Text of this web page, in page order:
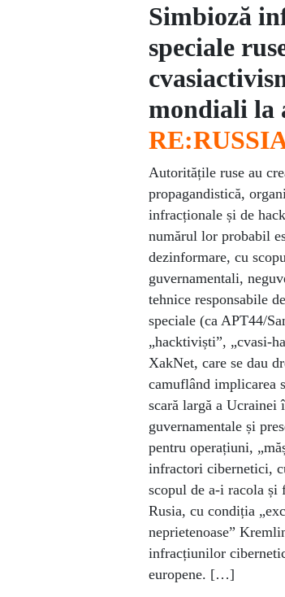
Simbioză
speciale
mondiali la
Autoritățile ruse au
propagandistică,
infracționale și de
numărul lor probabil
dezinformare, cu
guvernamentali,
tehnice responsabile
speciale (ca APT44/
„hacktiviști”, „cvasi-
XakNet, care se dau
camuflând implicarea
scară largă a Ucrainei
guvernamentale și
pentru operațiuni,
infractori cibernetici,
scopul de a-i racola
Rusia, cu condiția
neprietenoase”
infracțiunilor
europene. […]